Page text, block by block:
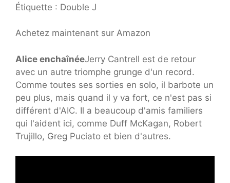
Étiquette : Double J
Achetez maintenant sur Amazon
Alice enchaînéeJerry Cantrell est de retour
avec un autre triomphe grunge d'un record.
Comme toutes ses sorties en solo, il barbote un
peu plus, mais quand il y va fort, ce n'est pas si
différent d'AIC. Il a beaucoup d'amis familiers
qui l'aident ici, comme Duff McKagan, Robert
Trujillo, Greg Puciato et bien d'autres.